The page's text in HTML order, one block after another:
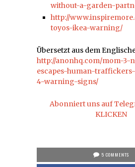
without-a-garden-
http://
toyos-ikea-warning/
Übersetzt aus dem
http://anonhq.com/mom-3-
escapes-human-
4-warning-signs/
Abonniert uns auf
KLICKEN
5 COMMENTS